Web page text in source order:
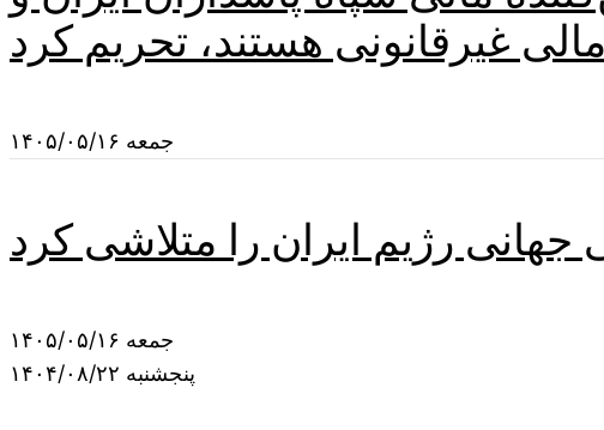
جمعه ۱۴۰۵/۰۵/۱۶
رژیم ایران را متلاشی کرد
جمعه ۱۴۰۵/۰۵/۱۶
پنجشنبه ۱۴۰۴/۰۸/۲۲